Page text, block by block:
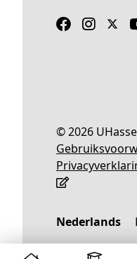
© 2026
Nederlands